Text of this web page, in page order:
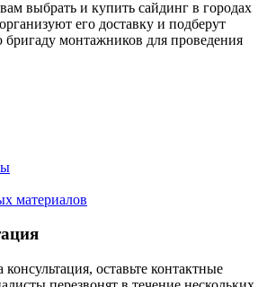
выбрать и купить сайдинг в городах
его доставку и подберут
монтажников для проведения
материалов
оставьте контактные